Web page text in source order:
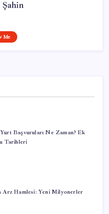
Me
Başvuruları Ne Zaman? Ek
Tarihleri
Arz Hamlesi: Yeni Milyonerler